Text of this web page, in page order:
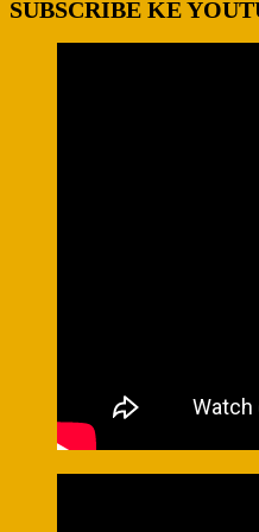
SUBSCRIBE KE